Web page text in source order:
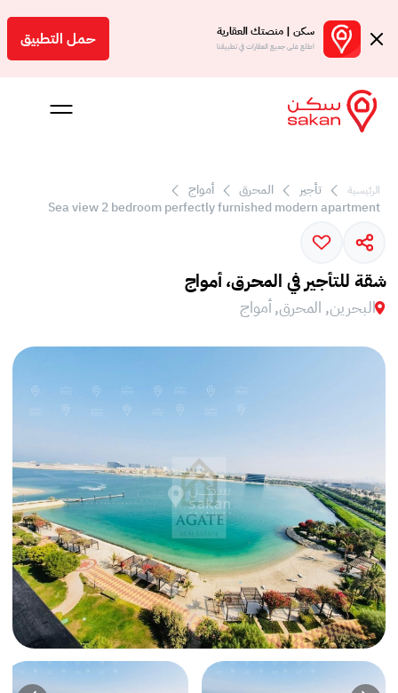
سكن | منصتك العقارية
اطلع على جميع العقارات في تطبيقنا حمل التطبيق
بالعمولة
الرئيسية تأجير المحرق
أمواج
Sea view 2 bedroom perfectly furnished modern apartment
شقة للتأجير في المحرق، أمواج
البحرين, المحرق, أمواج